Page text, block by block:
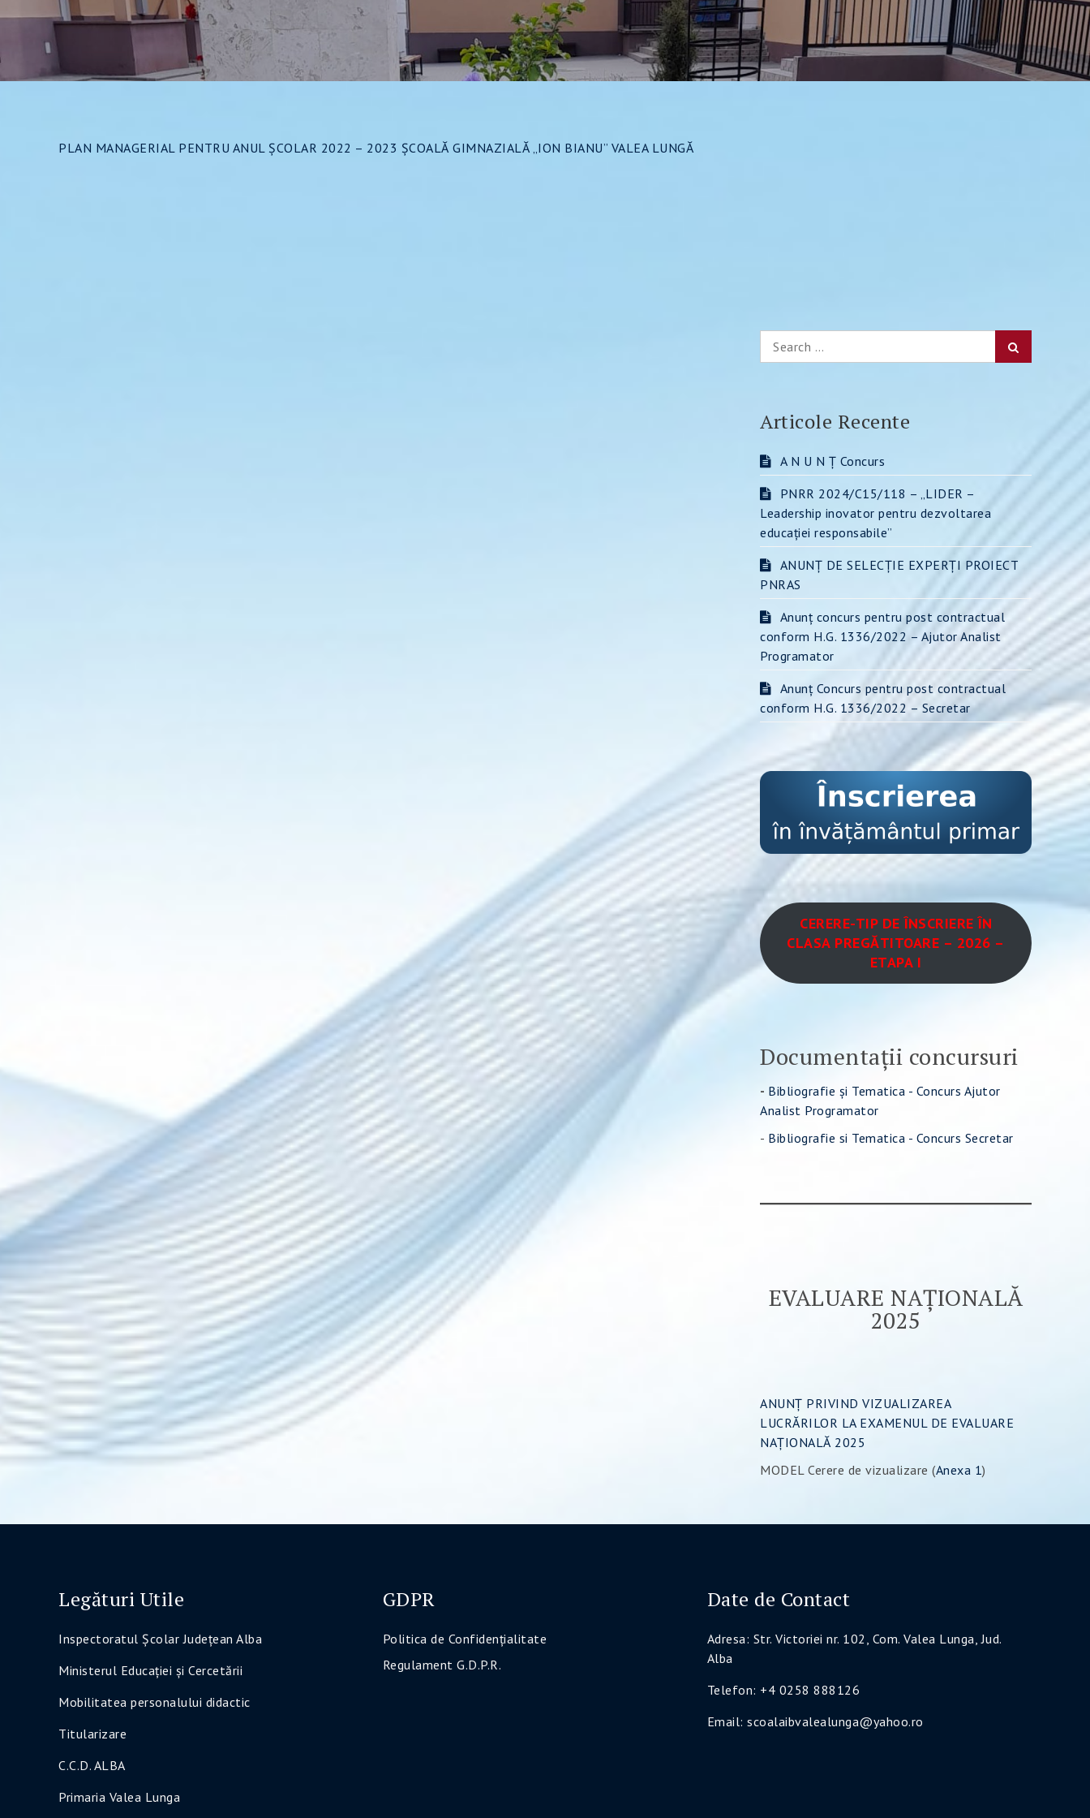
PLAN MANAGERIAL PENTRU ANUL ŞCOLAR 2022 – 2023 ȘCOALĂ GIMNAZIALĂ „ION BIANU” VALEA LUNGĂ
Search
for:
Articole Recente
A N U N Ț Concurs
PNRR 2024/C15/118 – „LIDER –
Leadership inovator pentru dezvoltarea
educației responsabile”
ANUNȚ DE SELECȚIE EXPERȚI PROIECT
PNRAS
Anunț concurs pentru post contractual
conform H.G. 1336/2022 – Ajutor Analist
Programator
Anunț Concurs pentru post contractual
conform H.G. 1336/2022 – Secretar
CERERE-TIP DE ÎNSCRIERE ÎN
CLASA PREGĂTITOARE – 2026 –
ETAPA I
Documentații concursuri
- Bibliografie și Tematica - Concurs Ajutor
Analist Programator
- Bibliografie si Tematica - Concurs Secretar
EVALUARE NAȚIONALĂ
2025
ANUNȚ PRIVIND VIZUALIZAREA
LUCRĂRILOR LA EXAMENUL DE EVALUARE
NAȚIONALĂ 2025
MODEL Cerere de vizualizare (Anexa 1)
Legături Utile
Inspectoratul Şcolar Judeţean Alba
Ministerul Educaţiei şi Cercetării
Mobilitatea personalului didactic
Titularizare
C.C.D. ALBA
Primaria Valea Lunga
GDPR
Politica de Confidenţialitate
Regulament G.D.P.R.
Date de Contact
Adresa: Str. Victoriei nr. 102, Com. Valea Lunga, Jud.
Alba
Telefon: +4 0258 888126
Email: scoalaibvalealunga@yahoo.ro